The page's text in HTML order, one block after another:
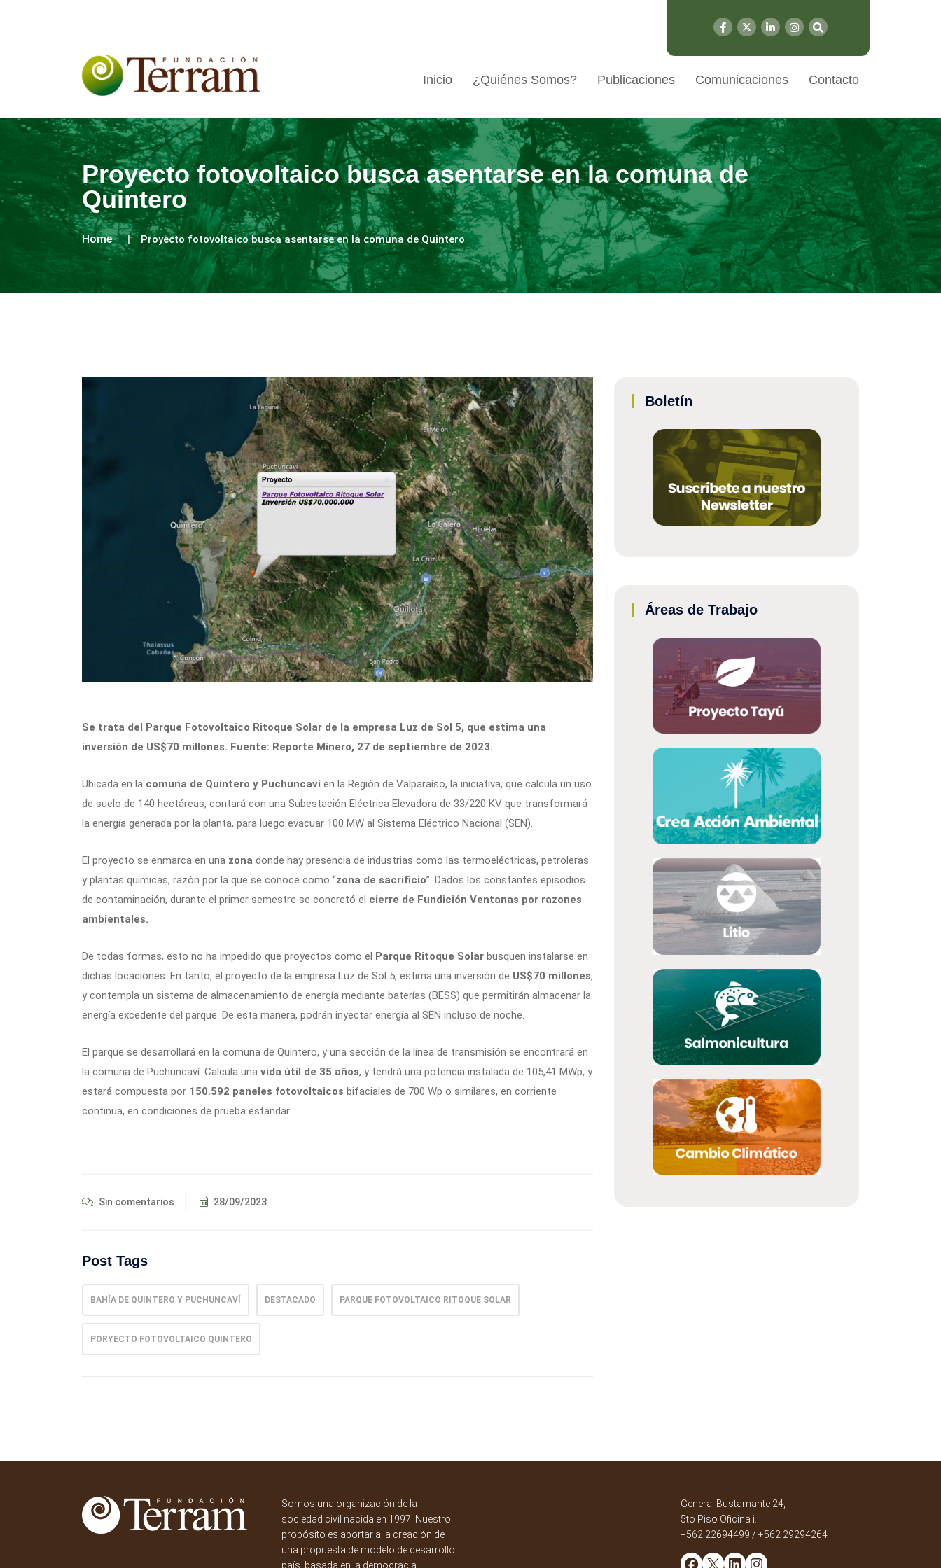
Inicio ¿Quiénes Somos? Publicaciones Comunicaciones Contacto
Proyecto fotovoltaico busca asentarse en la comuna de
Quintero
Home Proyecto fotovoltaico busca asentarse en la comuna de Quintero
Se trata del Parque Fotovoltaico Ritoque Solar de la empresa Luz de Sol 5, que estima una
inversión de US$70 millones. Fuente: Reporte Minero, 27 de septiembre de 2023.
Ubicada en la comuna de Quintero y Puchuncavíen la Región de Valparaíso, la iniciativa, que calcula un uso
de suelo de 140 hectáreas, contará con una Subestación Eléctrica Elevadora de 33/220 KV que transformará
la energía generada por la planta, para luego evacuar 100 MW al Sistema Eléctrico Nacional (SEN).
El proyecto se enmarca en una zona donde hay presencia de industrias como las termoeléctricas, petroleras
y plantas químicas, razón por la que se conoce como “zona de sacrificio”. Dados los constantes episodios
de contaminación, durante el primer semestre se concretó el cierre de Fundición Ventanas por razones
ambientales.
De todas formas, esto no ha impedido que proyectos como el Parque Ritoque Solar busquen instalarse en
dichas locaciones. En tanto, el proyecto de la empresa Luz de Sol 5, estima una inversión de US$70 millones,
y contempla un sistema de almacenamiento de energía mediante baterías (BESS) que permitirán almacenar la
energía excedente del parque. De esta manera, podrán inyectar energía al SEN incluso de noche.
El parque se desarrollará en la comuna de Quintero, y una sección de la línea de transmisión se encontrará en
la comuna de Puchuncaví. Calcula una vida útil de 35 años, y tendrá una potencia instalada de 105,41 MWp, y
estará compuesta por 150.592 paneles fotovoltaicos bifaciales de 700 Wp o similares, en corriente
continua, en condiciones de prueba estándar.
Sin comentarios 28/09/2023
Post Tags
BAHÍA DE QUINTERO Y PUCHUNCAVÍ DESTACADO PARQUE FOTOVOLTAICO RITOQUE SOLAR
PORYECTO FOTOVOLTAICO QUINTERO
Boletín
Áreas de Trabajo
Somos una organización de la
sociedad civil nacida en 1997. Nuestro
propósito es aportar a la creación de
una propuesta de modelo de desarrollo
país, basada en la democracia,
General Bustamante 24,
5to Piso Oficina i.
+562 22694499 / +562 29294264